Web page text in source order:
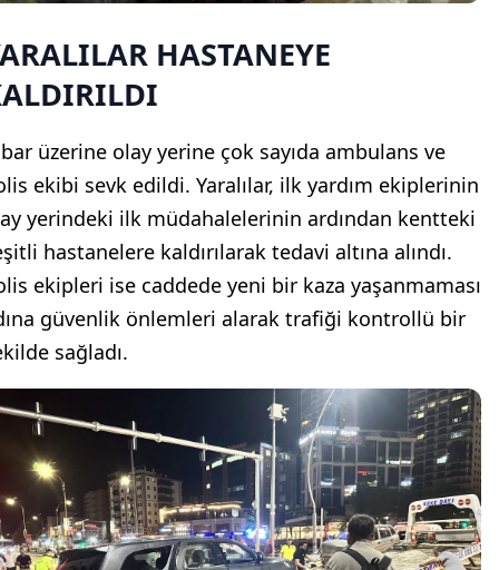
HASTANEYE
üzerine olay yerine çok sayıda ambulans ve
ekibi sevk edildi. Yaralılar, ilk yardım ekiplerinin
yerindeki ilk müdahalelerinin ardından kentteki
hastanelere kaldırılarak tedavi altına alındı.
ekipleri ise caddede yeni bir kaza yaşanmaması
güvenlik önlemleri alarak trafiği kontrollü bir
sağladı.